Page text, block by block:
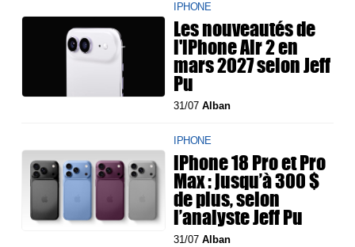
IPHONE
Les nouveautés de
l'iPhone Air 2 en
mars 2027 selon Jeff
Pu
31/07Alban
IPHONE
iPhone 18 Pro et Pro
Max : jusqu’à 300 $
de plus, selon
l’analyste Jeff Pu
31/07Alban